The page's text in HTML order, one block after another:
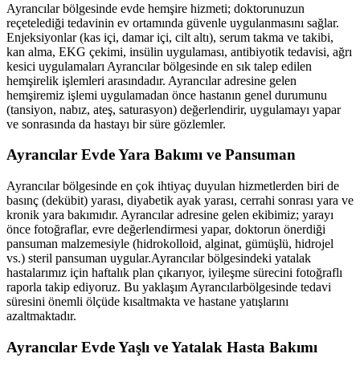
Ayrancılarbölgesinde evde hemşire hizmeti; doktorunuzun
reçetelediği tedavinin ev ortamında güvenle uygulanmasını sağlar.
Enjeksiyonlar (kas içi, damar içi, cilt altı), serum takma ve takibi,
kan alma, EKG çekimi, insülin uygulaması, antibiyotik tedavisi, ağrı
kesici uygulamaları Ayrancılarbölgesinde en sık talep edilen
hemşirelik işlemleri arasındadır. Ayrancılaradresine gelen
hemşiremiz işlemi uygulamadan önce hastanın genel durumunu
(tansiyon, nabız, ateş, saturasyon) değerlendirir, uygulamayı yapar
ve sonrasında da hastayı bir süre gözlemler.
Ayrancılar Evde Yara Bakımı ve Pansuman
Ayrancılarbölgesinde en çok ihtiyaç duyulan hizmetlerden biri de
basınç (dekübit) yarası, diyabetik ayak yarası, cerrahi sonrası yara ve
kronik yara bakımıdır. Ayrancılaradresine gelen ekibimiz; yarayı
önce fotoğraflar, evre değerlendirmesi yapar, doktorun önerdiği
pansuman malzemesiyle (hidrokolloid, alginat, gümüşlü, hidrojel
vs.) steril pansuman uygular.Ayrancılarbölgesindeki yatalak
hastalarımız için haftalık plan çıkarıyor, iyileşme sürecini fotoğraflı
raporla takip ediyoruz. Bu yaklaşım Ayrancılarbölgesinde tedavi
süresini önemli ölçüde kısaltmakta ve hastane yatışlarını
azaltmaktadır.
Ayrancılar Evde Yaşlı ve Yatalak Hasta Bakımı